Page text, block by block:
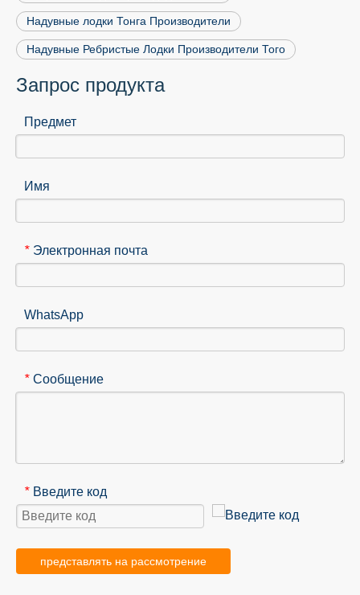
Надувные лодки Тонга Производители
Надувные Ребристые Лодки Производители Того
Запрос продукта
Предмет
Имя
* Электронная почта
WhatsApp
* Сообщение
* Введите код
представлять на рассмотрение